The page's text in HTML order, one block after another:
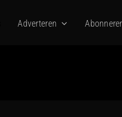
Adverteren